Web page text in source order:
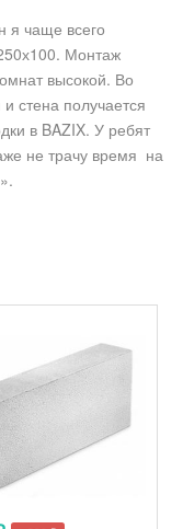
я чаще всего
Монтаж
высокой. Во
стена получается
в BAZIX. У ребят
не трачу время на